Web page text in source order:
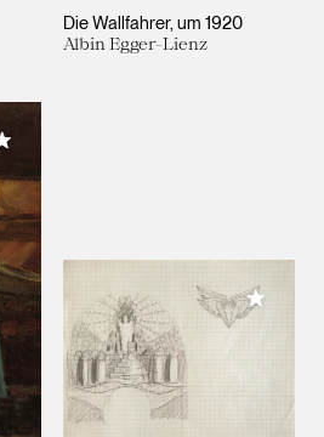
Die Wallfahrer um 1920
Albin Egger-Lienz
Meiner Sammlung hinzufügen
Meiner